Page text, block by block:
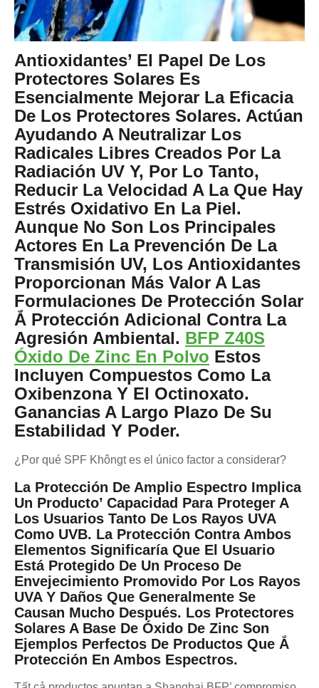
Antioxidantes’ El Papel De Los
Protectores Solares Es
Esencialmente Mejorar La Eficacia
De Los Protectores Solares. Actúan
Ayudando A Neutralizar Los
Radicales Libres Creados Por La
Radiación UV Y, Por Lo Tanto,
Reducir La Velocidad A La Que Hay
Estrés Oxidativo En La Piel.
Aunque No Son Los Principales
Actores En La Prevención De La
Transmisión UV, Los Antioxidantes
Proporcionan Más Valor A Las
Formulaciones De Protección Solar
Ắ Protección Adicional Contra La
Agresión Ambiental. BFP Z40S
Óxido De Zinc En Polvo Estos
Incluyen Compuestos Como La
Oxibenzona Y El Octinoxato.
Ganancias A Largo Plazo De Su
Estabilidad Y Poder.
¿Por qué SPF Khôngt es el único factor a considerar?
La Protección De Amplio Espectro Implica
Un Producto’ Capacidad Para Proteger A
Los Usuarios Tanto De Los Rayos UVA
Como UVB. La Protección Contra Ambos
Elementos Significaría Que El Usuario
Está Protegido De Un Proceso De
Envejecimiento Promovido Por Los Rayos
UVA Y Daños Que Generalmente Se
Causan Mucho Después. Los Protectores
Solares A Base De Óxido De Zinc Son
Ejemplos Perfectos De Productos Que Ắ
Protección En Ambos Espectros.